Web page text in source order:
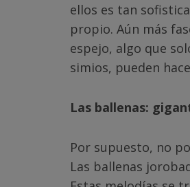
ellos es tan
propio. Aún más
espejo, algo que
simios, pueden
Las ballenas:
Por supuesto, no
Las ballenas